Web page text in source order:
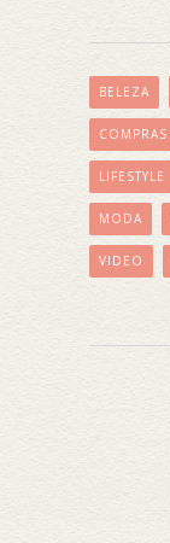
BELEZA
COMPRAS
LIFESTYLE
MODA
VIDEO